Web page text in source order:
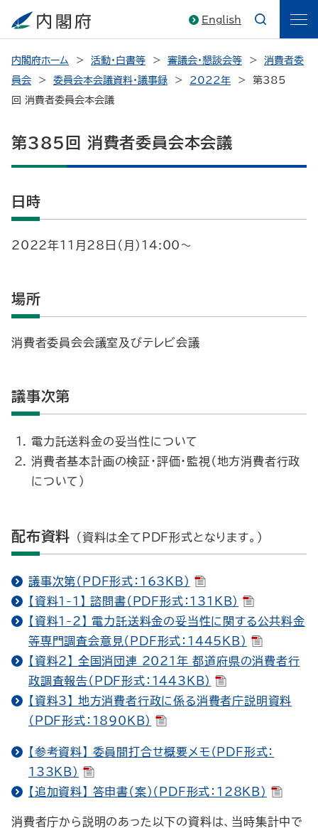
English
内閣府ホーム 活動・白書等 審議会・懇談会等
消費者委
員会
委員会本会議資料・議事録 2022年
第385
回 消費者委員会本会議
第385回 消費者委員会本会議
日時
2022年11月28日（月）14:00～
場所
消費者委員会会議室及びテレビ会議
議事次第
電力託送料金の妥当性について
消費者基本計画の検証・評価・監視（地方消費者行政
について）
配布資料 （資料は全てPDF形式となります。）
議事次第（PDF形式：163KB）
【資料1-1】 諮問書（PDF形式：131KB）
【資料1-2】 電力託送料金の妥当性に関する公共料金
等専門調査会意見（PDF形式：1445KB）
【資料2】 全国消団連 2021年 都道府県の消費者行
政調査報告（PDF形式：1443KB）
【資料3】 地方消費者行政に係る消費者庁説明資料
（PDF形式：1890KB）
【参考資料】 委員間打合せ概要メモ（PDF形式：
133KB）
【追加資料】 答申書（案）（PDF形式：128KB）
消費者庁から説明のあった以下の資料は、当時集計中で